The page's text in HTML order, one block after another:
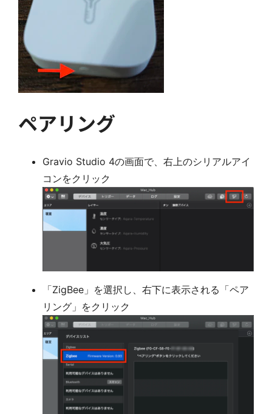
ペアリング
Gravio Studio 4の画面で、右上のシリアルアイ
コンをクリック
「ZigBee」を選択し、右下に表示される「ペア
リング」をクリック